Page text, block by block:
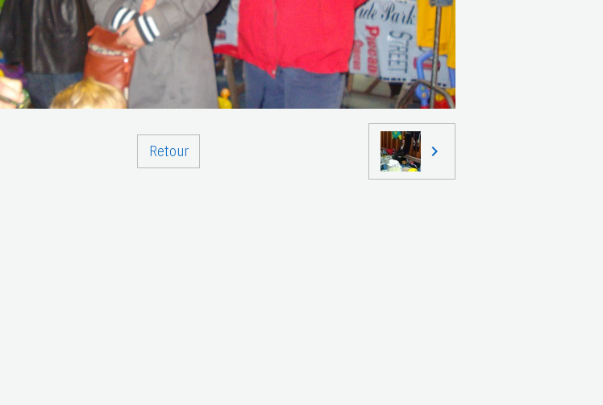
Retour